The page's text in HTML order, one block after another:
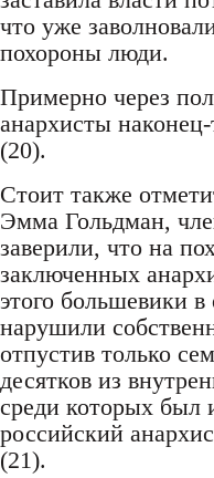
что уже
похороны люди.
Примерно через
анархисты
(20).
Стоит также
Эмма Гольдман,
заверили, что на
заключенных
этого большевики в
нарушили
отпустив только
десятков из
среди которых был
российский
(21).